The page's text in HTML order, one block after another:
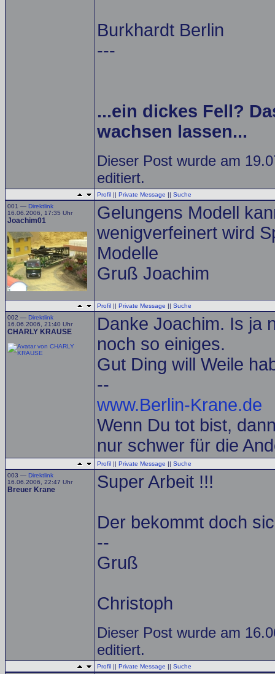
Burkhardt Berlin
---
...ein dickes Fell?
wachsen lassen...
Dieser Post wurde am
editiert.
Profil || Private Message || Suche
001 — Direktlink
16.06.2006, 17:35 Uhr
Joachim01
Gelungens Modell
wenigverfeinert wird
Modelle
Gruß Joachim
Profil || Private Message || Suche
002 — Direktlink
16.06.2006, 21:40 Uhr
CHARLY KRAUSE
Danke Joachim. Is ja
noch so einiges.
Gut Ding will Weile
--
www.Berlin-Krane.de
Wenn Du tot bist,
nur schwer für die
Profil || Private Message || Suche
003 — Direktlink
16.06.2006, 22:47 Uhr
Breuer Krane Super Arbeit !!!
Der bekommt doch
--
Gruß
Christoph
Dieser Post wurde am
editiert.
Profil || Private Message || Suche